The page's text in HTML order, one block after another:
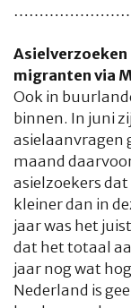
migranten via
Ook in
binnen. In juni
asielaanvragen
maand
asielzoekers
kleiner dan in
jaar was het
dat het totaal
jaar nog wat
Nederland is